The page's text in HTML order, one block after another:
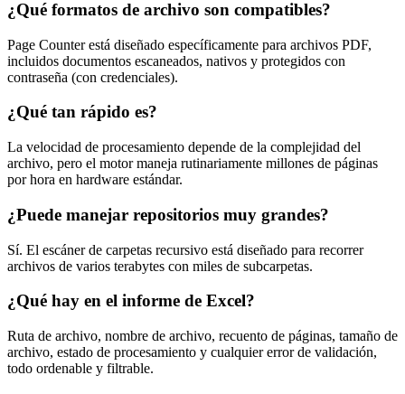
¿Qué formatos de archivo son compatibles?
Page Counter está diseñado específicamente para archivos PDF,
incluidos documentos escaneados, nativos y protegidos con
contraseña (con credenciales).
¿Qué tan rápido es?
La velocidad de procesamiento depende de la complejidad del
archivo, pero el motor maneja rutinariamente millones de páginas
por hora en hardware estándar.
¿Puede manejar repositorios muy grandes?
Sí. El escáner de carpetas recursivo está diseñado para recorrer
archivos de varios terabytes con miles de subcarpetas.
¿Qué hay en el informe de Excel?
Ruta de archivo, nombre de archivo, recuento de páginas, tamaño de
archivo, estado de procesamiento y cualquier error de validación,
todo ordenable y filtrable.